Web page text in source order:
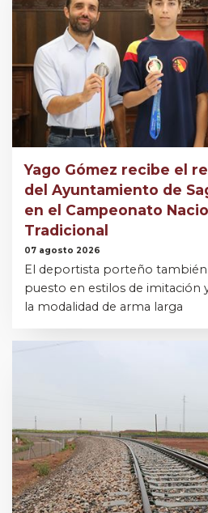
Yago Gómez recibe el
del Ayuntamiento de
en el Campeonato
Tradicional
07 agosto 2026
El deportista porteño
puesto en estilos de imitación
la modalidad de arma larga